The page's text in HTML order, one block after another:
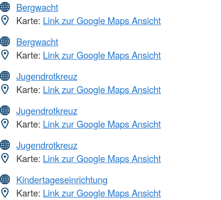
Bergwacht
Karte: Link zur Google Maps Ansicht
Bergwacht
Karte: Link zur Google Maps Ansicht
Jugendrotkreuz
Karte: Link zur Google Maps Ansicht
Jugendrotkreuz
Karte: Link zur Google Maps Ansicht
Jugendrotkreuz
Karte: Link zur Google Maps Ansicht
Kindertageseinrichtung
Karte: Link zur Google Maps Ansicht